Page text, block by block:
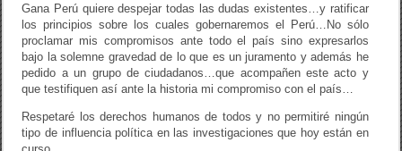
Gana Perú quiere despejar todas las dudas existentes…y ratificar
los principios sobre los cuales gobernaremos el Perú…No sólo
proclamar mis compromisos ante todo el país sino expresarlos
bajo la solemne gravedad de lo que es un juramento y además he
pedido a un grupo de ciudadanos…que acompañen este acto y
que testifiquen así ante la historia mi compromiso con el país…
Respetaré los derechos humanos de todos y no permitiré ningún
tipo de influencia política en las investigaciones que hoy están en
curso…